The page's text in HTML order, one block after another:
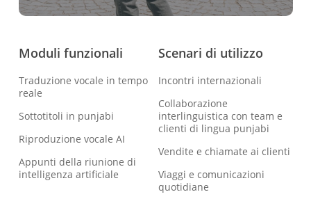
Moduli funzionali
Traduzione vocale in tempo
reale
Sottotitoli in punjabi
Riproduzione vocale AI
Appunti della riunione di
intelligenza artificiale
Scenari di utilizzo
Incontri internazionali
Collaborazione
interlinguistica con team e
clienti di lingua punjabi
Vendite e chiamate ai clienti
Viaggi e comunicazioni
quotidiane